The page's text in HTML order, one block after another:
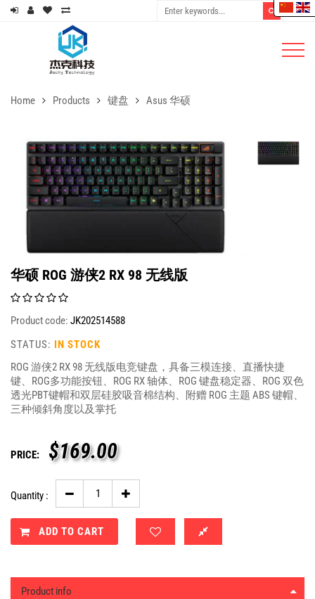
Home Products 键盘 Asus 华硕
华硕 ROG 游侠2 RX 98 无线版
Product code: JK202514588
STATUS:
IN STOCK
ROG 游侠2 RX 98 无线版电竞键盘，具备三模连接、直播快捷
键、ROG多功能按钮、ROG RX 轴体、ROG 键盘稳定器、ROG 双色
透光PBT键帽和双层硅胶吸音棉结构、附赠 ROG 主题 ABS 键帽、
三种倾斜角度以及掌托
PRICE: $169.00
Quantity :
ADD TO CART
Product info